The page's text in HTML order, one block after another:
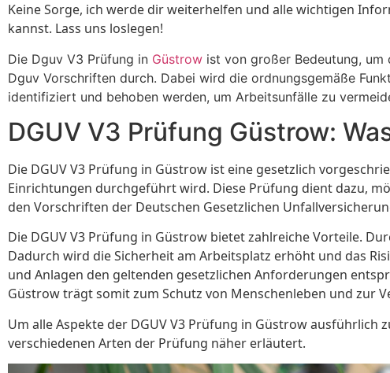
Keine Sorge, ich werde dir weiterhelfen und alle wichtigen
kannst. Lass uns loslegen!
Die Dguv V3 Prüfung in Güstrow ist von großer Bedeutung, um
Dguv Vorschriften durch. Dabei wird die ordnungsgemäße
identifiziert und behoben werden, um Arbeitsunfälle zu
DGUV V3 Prüfung Güstrow:
Die DGUV V3 Prüfung in Güstrow ist eine gesetzlich
Einrichtungen durchgeführt wird. Diese Prüfung dient dazu,
den Vorschriften der Deutschen Gesetzlichen
Die DGUV V3 Prüfung in Güstrow bietet zahlreiche Vorteile.
Dadurch wird die Sicherheit am Arbeitsplatz erhöht und das
und Anlagen den geltenden gesetzlichen Anforderungen
Güstrow trägt somit zum Schutz von Menschenleben und zur
Um alle Aspekte der DGUV V3 Prüfung in Güstrow
verschiedenen Arten der Prüfung näher erläutert.